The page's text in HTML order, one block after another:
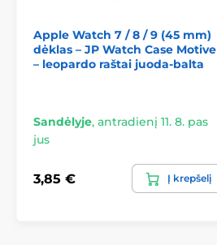
Apple Watch 7 / 8 / 9 (45 mm)
dėklas – JP Watch Case Motive
– leopardo raštai juoda-balta
Sandėlyje, antradienį 11. 8. pas
jus
3,85 € Į krepšelį